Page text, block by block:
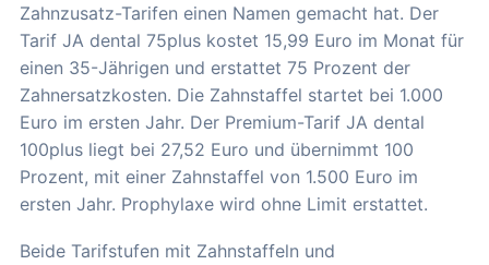
Zahnzusatz-Tarifen einen Namen gemacht hat. Der
Tarif JA dental 75plus kostet 15,99 Euro im Monat für
einen 35-Jährigen und erstattet 75 Prozent der
Zahnersatzkosten. Die Zahnstaffel startet bei 1.000
Euro im ersten Jahr. Der Premium-Tarif JA dental
100plus liegt bei 27,52 Euro und übernimmt 100
Prozent, mit einer Zahnstaffel von 1.500 Euro im
ersten Jahr. Prophylaxe wird ohne Limit erstattet.
Beide Tarifstufen mit Zahnstaffeln und